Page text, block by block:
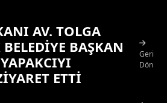
AV. TOLGA
BAŞKAN
ETTİ
Geri
Dön